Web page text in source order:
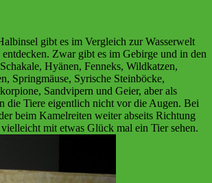
gibt es im Vergleich zur Wasserwelt
Zwar gibt es im Gebirge und in den
Hyänen, Fenneks, Wildkatzen,
Springmäuse, Syrische Steinböcke,
Sandvipern und Geier, aber als
die Tiere eigentlich nicht vor die Augen. Bei
beim Kamelreiten weiter abseits Richtung
mit etwas Glück mal ein Tier sehen.